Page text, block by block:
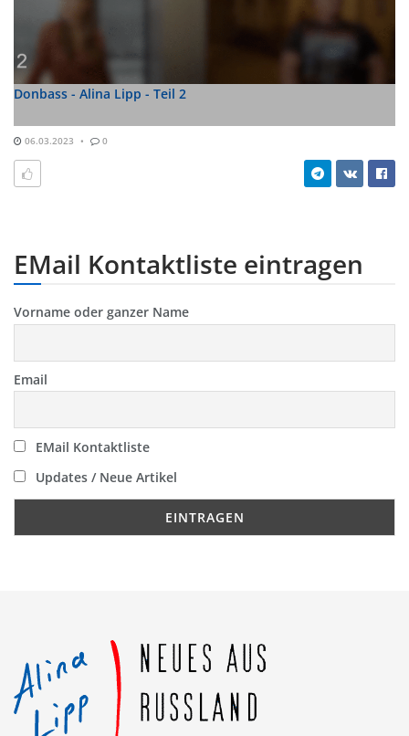
Donbass - Alina Lipp - Teil 2
06.03.2023 0
EMail Kontaktliste eintragen
Vorname oder ganzer Name
Email
EMail Kontaktliste
Updates / Neue Artikel